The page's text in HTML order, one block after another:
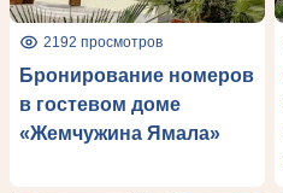
2192 просмотров
Бронирование номеров
в гостевом доме
«Жемчужина Ямала»